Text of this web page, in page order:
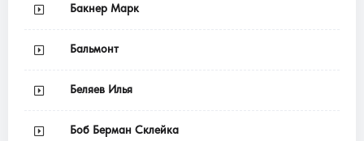
Бакнер Марк
Бальмонт
Беляев Илья
Боб Берман Склейка